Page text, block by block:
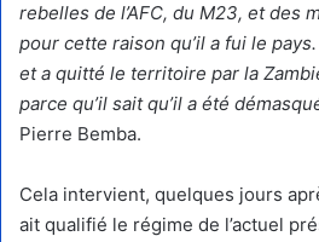
rebelles de l’AFC, du M23, et des
pour cette raison qu’il a fui le
et a quitté le territoire par la
parce qu’il sait qu’il a été
Pierre Bemba.
Cela intervient, quelques jours
ait qualifié le régime de l’actuel